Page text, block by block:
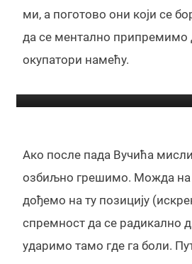
ми, а поготово они који се
да се ментално припремимо
окупатори намећу.
Ако после пада Вучића
озбиљно грешимо. Можда на
дођемо на ту позицију
спремност да се радикално
ударимо тамо где га боли.